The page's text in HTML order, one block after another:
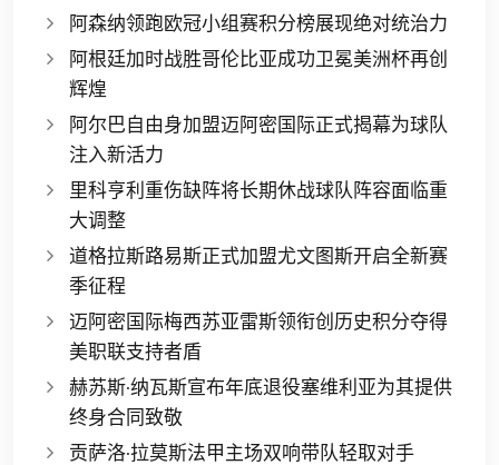
阿森纳领跑欧冠小组赛积分榜展现绝对统治力
阿根廷加时战胜哥伦比亚成功卫冕美洲杯再创
辉煌
阿尔巴自由身加盟迈阿密国际正式揭幕为球队
注入新活力
里科亨利重伤缺阵将长期休战球队阵容面临重
大调整
道格拉斯路易斯正式加盟尤文图斯开启全新赛
季征程
迈阿密国际梅西苏亚雷斯领衔创历史积分夺得
美职联支持者盾
赫苏斯·纳瓦斯宣布年底退役塞维利亚为其提供
终身合同致敬
贡萨洛·拉莫斯法甲主场双响带队轻取对手